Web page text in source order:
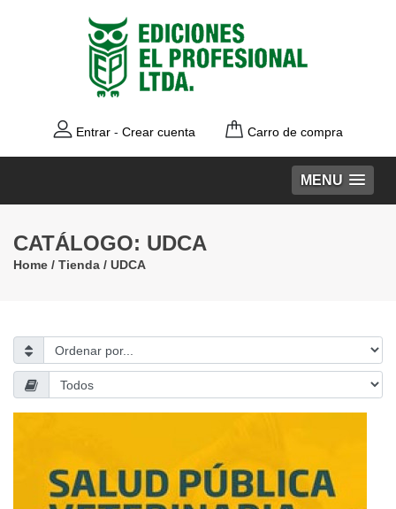
Entrar - Crear cuenta Carro de compra
MENU
CATÁLOGO: UDCA
Home / Tienda / UDCA